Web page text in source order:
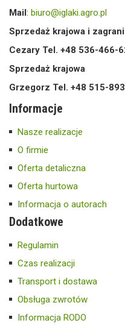
Mail: biuro@iglaki.agro.pl
Sprzedaż krajowa i
Cezary Tel. +48 536-466-
Sprzedaż krajowa
Grzegorz Tel. +48 515-
Informacje
Nasze realizacje
O firmie
Oferta detaliczna
Oferta hurtowa
Informacja o autorach
Dodatkowe
Regulamin
Czas realizacji
Transport i dostawa
Obsługa zwrotów
Informacja RODO